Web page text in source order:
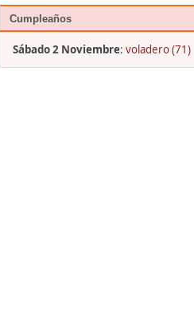
Cumpleaños
Sábado 2 Noviembre: voladero (71)